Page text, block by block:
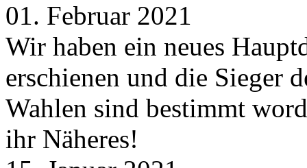
01. Februar 2021
Wir haben ein neues
erschienen und die Sieger
Wahlen sind bestimmt
ihr Näheres!